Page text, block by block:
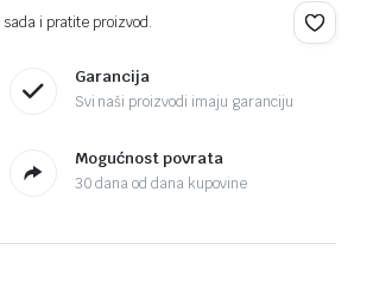
i pratite proizvod.
Garancija
Svi naši proizvodi imaju garanciju
Mogućnost povrata
30 dana od dana kupovine